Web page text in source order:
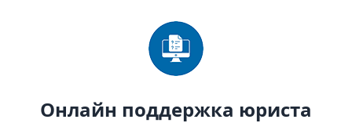
Онлайн поддержка юриста